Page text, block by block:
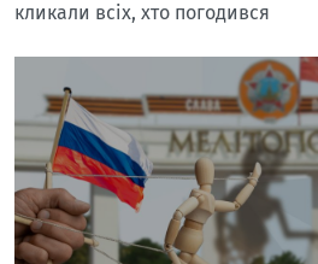
кликали всіх, хто погодився